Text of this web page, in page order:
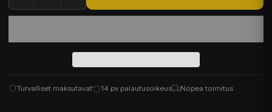
Turvalliset maksutavat 14 pv palautusoikeus Nopea toimitus